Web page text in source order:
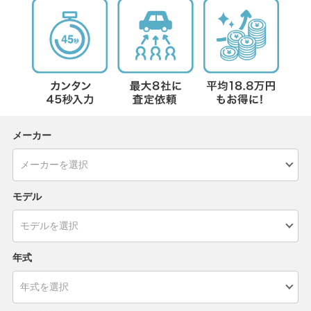
メーカー
モデル
年式